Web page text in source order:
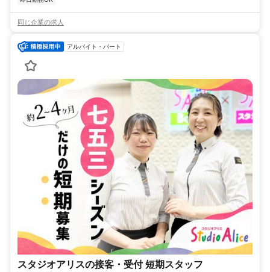
同じ企業の求人
アルバイト・パート
スタジオアリスの接客・受付 短期スタッフ